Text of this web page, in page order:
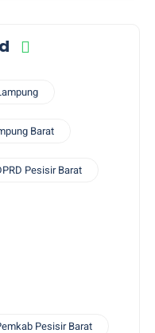
Barat
Pesisir Barat
Pesisir Barat